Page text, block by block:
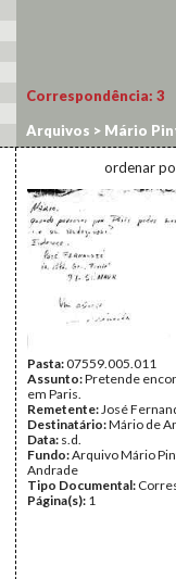
Correspondência: 3
Arquivos > Mário
ordenar
Pasta:07559.005.011
Assunto:Pretende
em Paris.
Remetente:José
Destinatário:Mário de
Data: s.d.
Fundo:Arquivo Mário
Andrade
Tipo Documental:
Página(s): 1